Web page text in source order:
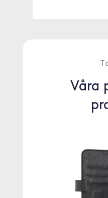
Våra